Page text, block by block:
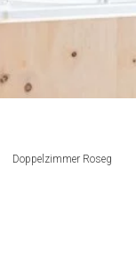
Doppelzimmer Roseg